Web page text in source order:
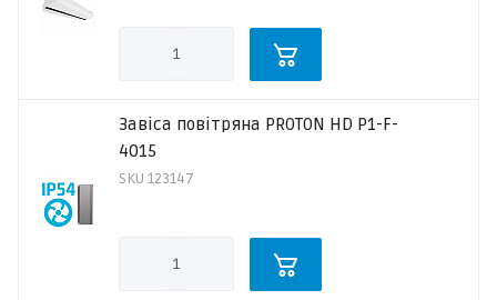
Завіса повітряна PROTON HD P1-F-
4015
SKU 123147